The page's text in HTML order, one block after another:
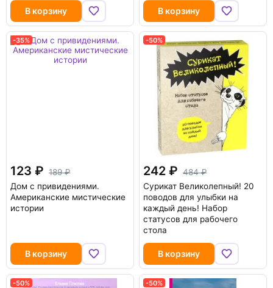
В корзину В корзину
-35%
123
189
Дом с привидениями.
Американские мистические
истории
В корзину
-50%
242
484
Сурикат Великолепный! 20
поводов для улыбки на
каждый день! Набор
статусов для рабочего
стола
В корзину
-50% -50%